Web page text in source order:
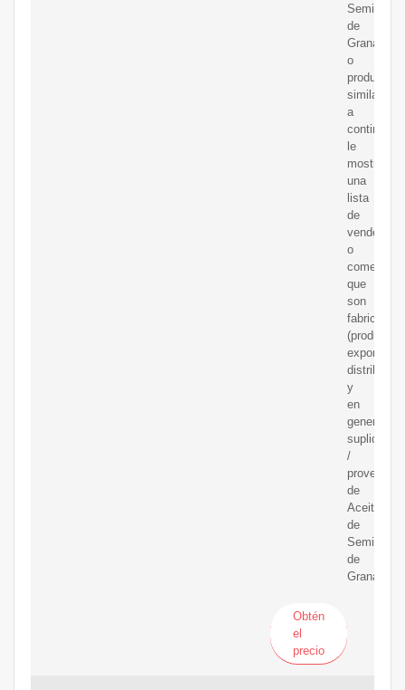
Semilla
de
Granada
o
productos
similares,
a
le
mostramos
una
lista
de
o
que
son
fabricantes
y
en
general
suplidores
/
de
Aceite
de
Semilla
de
Granada.
Obtén
el
precio